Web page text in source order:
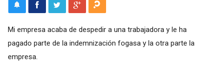
Mi empresa acaba de despedir a una trabajadora y le ha
pagado parte de la indemnización fogasa y la otra parte la
empresa.